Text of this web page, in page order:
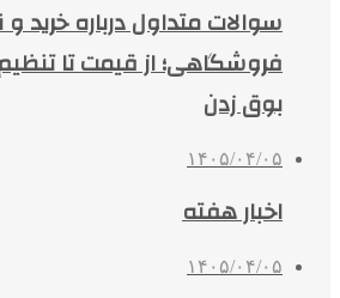
سوالات متداول درباره
فروشگاهی؛ از قیمت تا
بوق زدن
۱۴۰۵/۰۴/۰۵
اخبار هفته
۱۴۰۵/۰۴/۰۵